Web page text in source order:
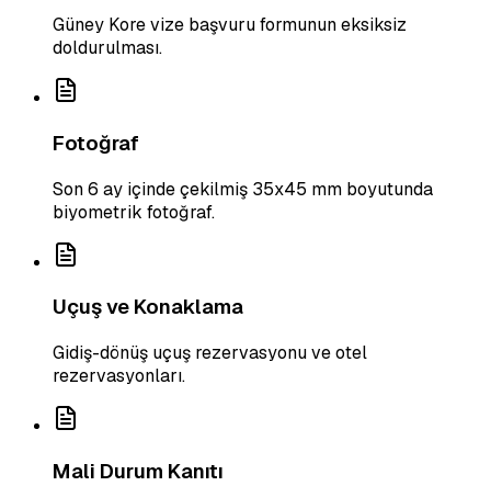
Güney Kore vize başvuru formunun eksiksiz
doldurulması.
Fotoğraf
Son 6 ay içinde çekilmiş 35x45 mm boyutunda
biyometrik fotoğraf.
Uçuş ve Konaklama
Gidiş-dönüş uçuş rezervasyonu ve otel
rezervasyonları.
Mali Durum Kanıtı